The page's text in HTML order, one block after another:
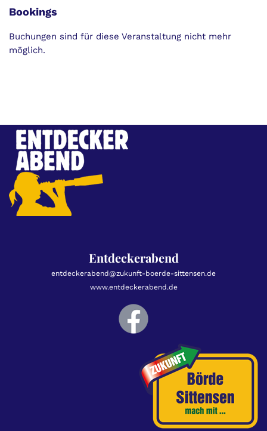
Bookings
Buchungen sind für diese Veranstaltung nicht mehr
möglich.
Entdeckerabend
entdeckerabend@zukunft-boerde-sittensen.de
www.entdeckerabend.de